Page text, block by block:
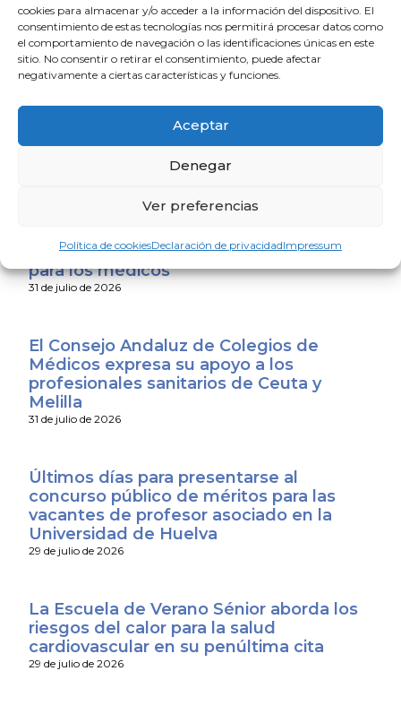
cookies para almacenar y/o acceder a la información del dispositivo. El
consentimiento de estas tecnologías nos permitirá procesar datos como
el comportamiento de navegación o las identificaciones únicas en este
sitio. No consentir o retirar el consentimiento, puede afectar
negativamente a ciertas características y funciones.
Aceptar
Denegar
Ver preferencias
Política de cookiesDeclaración de privacidadImpressum
personas mayores
4 de agosto de 2026
El Colegio de Médicos de Huelva y
Fundación Madre Coraje unen fuerzas
para promover una sociedad más
saludable y sostenible
El CACM respalda el acuerdo entre la
exige que se convierta en mejoras reales
para los médicos
31 de julio de 2026
El Consejo Andaluz de Colegios de
Médicos expresa su apoyo a los
profesionales sanitarios de Ceuta y
Melilla
31 de julio de 2026
Últimos días para presentarse al
concurso público de méritos para las
vacantes de profesor asociado en la
Universidad de Huelva
29 de julio de 2026
La Escuela de Verano Sénior aborda los
riesgos del calor para la salud
cardiovascular en su penúltima cita
29 de julio de 2026